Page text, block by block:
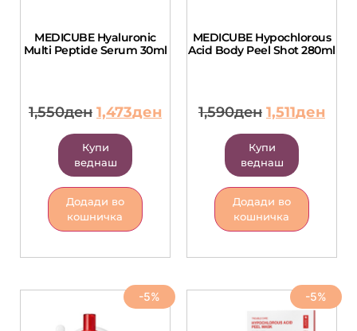
MEDICUBE Hyaluronic
Multi Peptide Serum 30ml
1,550ден 1,473ден
Купи
веднаш
Додади во
кошничка
MEDICUBE Hypochlorous
Acid Body Peel Shot 280ml
1,590ден 1,511ден
Купи
веднаш
Додади во
кошничка
-5% -5%